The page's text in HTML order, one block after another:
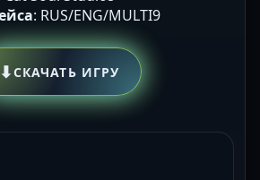
: RUS/ENG/MULTI9
⬇СКАЧАТЬ ИГРУ